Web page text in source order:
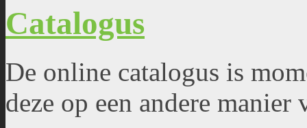
Catalogus
De online catalogus is
deze op een andere manier